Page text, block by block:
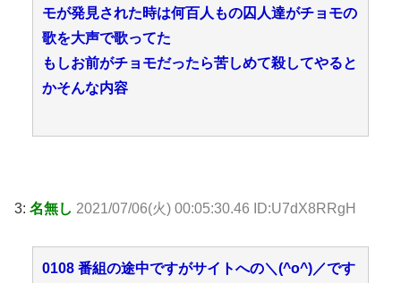
モが発見された時は何百人もの囚人達がチョモの
歌を大声で歌ってた
もしお前がチョモだったら苦しめて殺してやると
かそんな内容
3: 名無し 2021/07/06(火) 00:05:30.46 ID:U7dX8RRgH
0108 番組の途中ですがサイトへの＼(^o^)／です